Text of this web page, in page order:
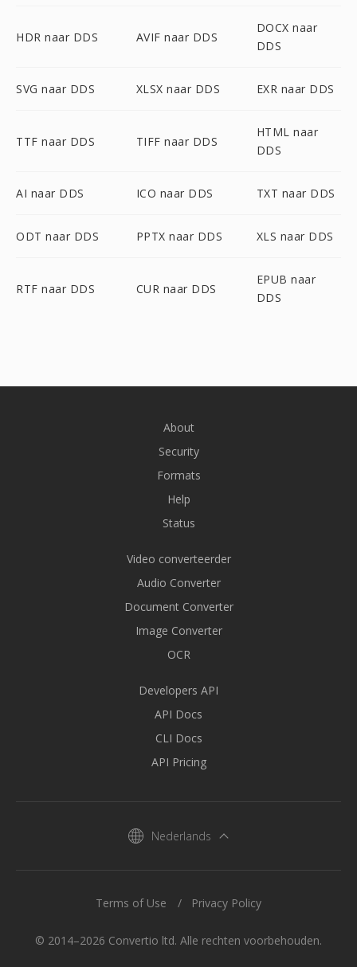
HDR naar DDS AVIF naar DDS
DOCX naar
DDS
SVG naar DDS XLSX naar DDS EXR naar DDS
TTF naar DDS TIFF naar DDS
HTML naar
DDS
AI naar DDS ICO naar DDS TXT naar DDS
ODT naar DDS PPTX naar DDS XLS naar DDS
RTF naar DDS CUR naar DDS
EPUB naar
DDS
About
Security
Formats
Help
Status
Video converteerder
Audio Converter
Document Converter
Image Converter
OCR
Developers API
API Docs
CLI Docs
API Pricing
Nederlands
© 2014–2026 Convertio ltd. Alle rechten voorbehouden.
Terms of Use Privacy Policy